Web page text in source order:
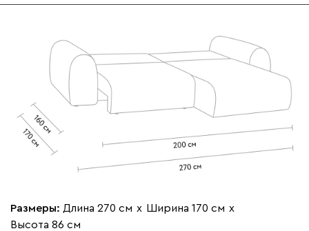
Онли 3414
310
Вертикаль
Размеры: Длина 270 см х Ширина 170 см х
Высота 86 см